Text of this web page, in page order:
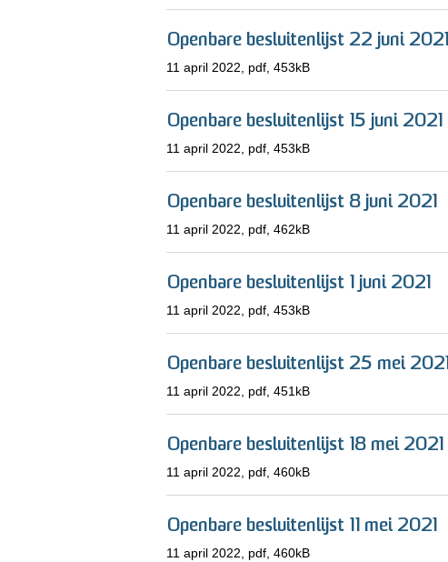
Openbare besluitenlijst 22 juni 2021
11 april 2022, pdf , 453kB
Openbare besluitenlijst 15 juni 2021
11 april 2022, pdf , 453kB
Openbare besluitenlijst 8 juni 2021
11 april 2022, pdf , 462kB
Openbare besluitenlijst 1 juni 2021
11 april 2022, pdf , 453kB
Openbare besluitenlijst 25 mei 2021
11 april 2022, pdf , 451kB
Openbare besluitenlijst 18 mei 2021
11 april 2022, pdf , 460kB
Openbare besluitenlijst 11 mei 2021
11 april 2022, pdf , 460kB